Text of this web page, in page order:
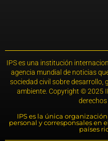
IPS es una institución
agencia mundial de noticias
sociedad civil sobre desarrollo,
ambiente. Copyright © 2025
derechos
IPS es la única
personal y corresponsales en
países